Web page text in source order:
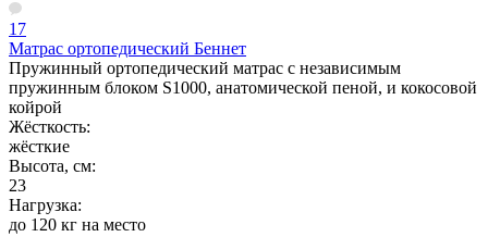
17
Матрас ортопедический Беннет
Пружинный ортопедический матрас с независимым
пружинным блоком S1000, анатомической пеной, и кокосовой
койрой
Жёсткость:
жёсткие
Высота, см:
23
Нагрузка:
до 120 кг на место